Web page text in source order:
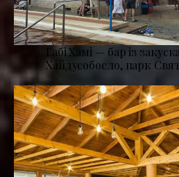
Габі Хамі — бар із
Хайдусобосло, парк